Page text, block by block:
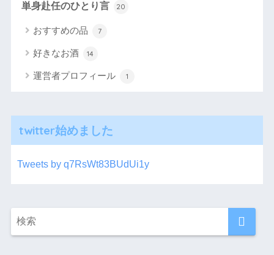
単身赴任のひとり言 20
おすすめの品 7
好きなお酒 14
運営者プロフィール 1
twitter始めました
Tweets by q7RsWt83BUdUi1y